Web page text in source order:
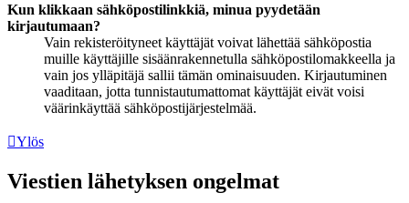
Kun klikkaan sähköpostilinkkiä, minua pyydetään
kirjautumaan?
Vain rekisteröityneet käyttäjät voivat lähettää sähköpostia
muille käyttäjille sisäänrakennetulla sähköpostilomakkeella ja
vain jos ylläpitäjä sallii tämän ominaisuuden. Kirjautuminen
vaaditaan, jotta tunnistautumattomat käyttäjät eivät voisi
väärinkäyttää sähköpostijärjestelmää.
Ylös
Viestien lähetyksen ongelmat